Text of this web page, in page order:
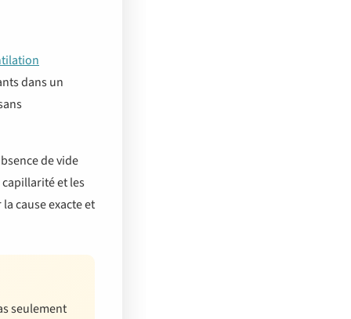
dans un
de vide
et les
cause exacte et
seulement